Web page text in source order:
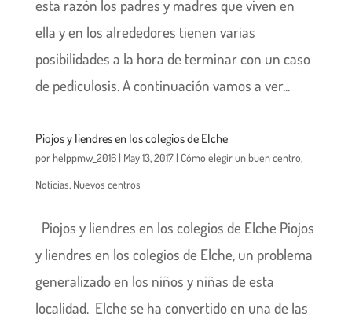
esta razón los padres y madres que viven en
ella y en los alrededores tienen varias
posibilidades a la hora de terminar con un caso
de pediculosis. A continuación vamos a ver...
Piojos y liendres en los colegios de Elche
porhelppmw_2016| May 13, 2017| Cómo elegir un buen centro,
Noticias, Nuevos centros
Piojos y liendres en los colegios de Elche Piojos
y liendres en los colegios de Elche, un problema
generalizado en los niños y niñas de esta
localidad. Elche se ha convertido en una de las